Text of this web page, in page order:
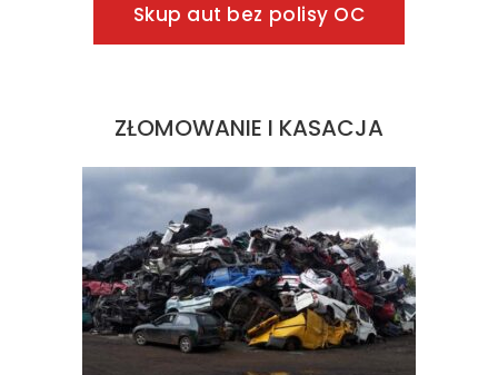
Skup aut bez polisy OC
ZŁOMOWANIE I KASACJA